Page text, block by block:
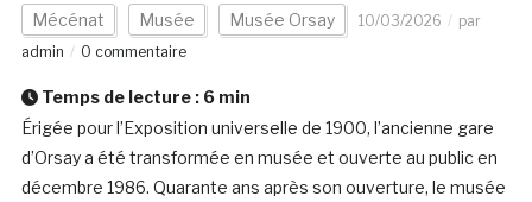
Mécénat Musée Musée Orsay 10/03/2026
par
admin
0 commentaire
Temps de lecture : 6 min
Érigée pour l’Exposition universelle de 1900, l’ancienne gare
d’Orsay a été transformée en musée et ouverte au public en
décembre 1986. Quarante ans après son ouverture, le musée